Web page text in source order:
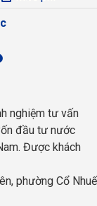
nghiệm tư vấn
đầu tư nước
Được khách
phường Cổ Nhuế